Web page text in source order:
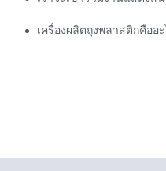
เครื่องผลิตถุงพลาสติกคืออะ